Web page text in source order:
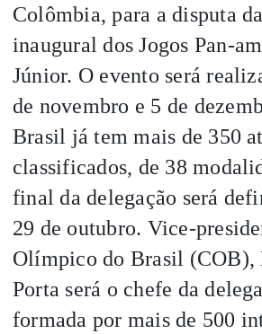
Colômbia, para a disputa
inaugural dos Jogos Pan-
Júnior. O evento será
de novembro e 5 de
Brasil já tem mais de 350
classificados, de 38
final da delegação será
29 de outubro. Vice-
Olímpico do Brasil (COB),
Porta será o chefe da
formada por mais de 500